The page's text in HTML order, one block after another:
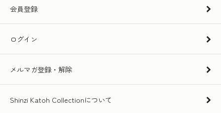
会員登録
ログイン
メルマガ登録・解除
Shinzi Katoh Collectionについて